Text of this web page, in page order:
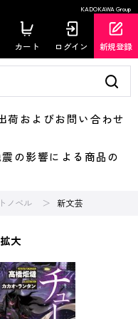
KADOKAWA Group
カート ログイン 新規登録
およびお問い合わせ
の影響による商品の
ノベル 新文芸
大